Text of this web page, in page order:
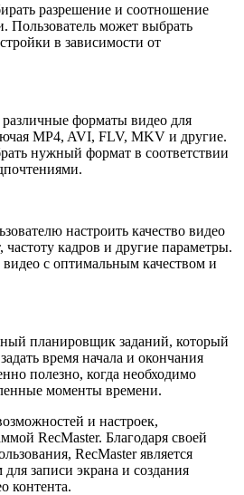
разрешение и соотношение
Пользователь может выбрать
в зависимости от
форматы видео для
MP4, AVI, FLV, MKV и другие.
нужный формат в соответствии
настроить качество видео
частоту кадров и другие параметры.
видео с оптимальным качеством и
планировщик заданий, который
время начала и окончания
полезно, когда необходимо
моменты времени.
и настроек,
RecMaster. Благодаря своей
RecMaster является
записи экрана и создания
контента.